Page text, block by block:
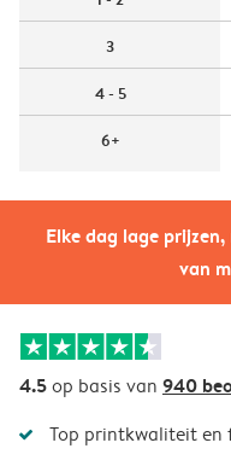
Elke dag lage
van
3
4 - 5
6+
4.5op basis van 940
Top printkwaliteit en